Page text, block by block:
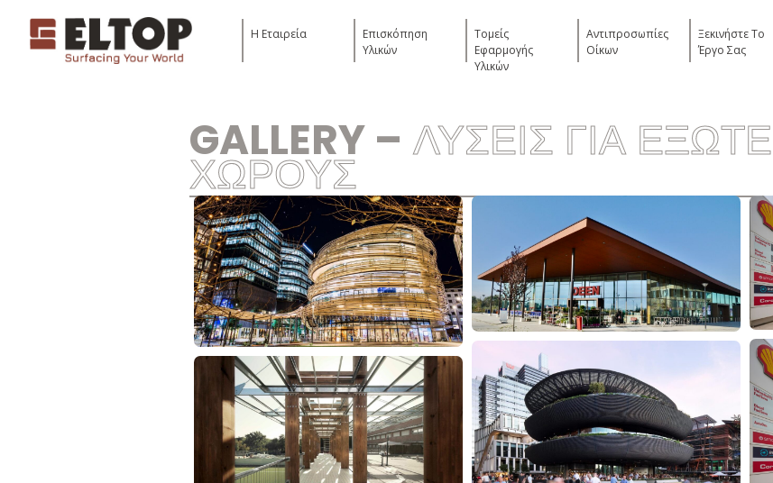
Η Εταιρεία
Επισκόπηση
Υλικών
Τομείς
Εφαρμογής
Υλικών
Αντιπροσωπίες
Οίκων
Ξεκινήστε Το
Έργο Σας
GALLERY – ΛΥΣΕΙΣ ΓΙΑ
ΧΩΡΟΥΣ